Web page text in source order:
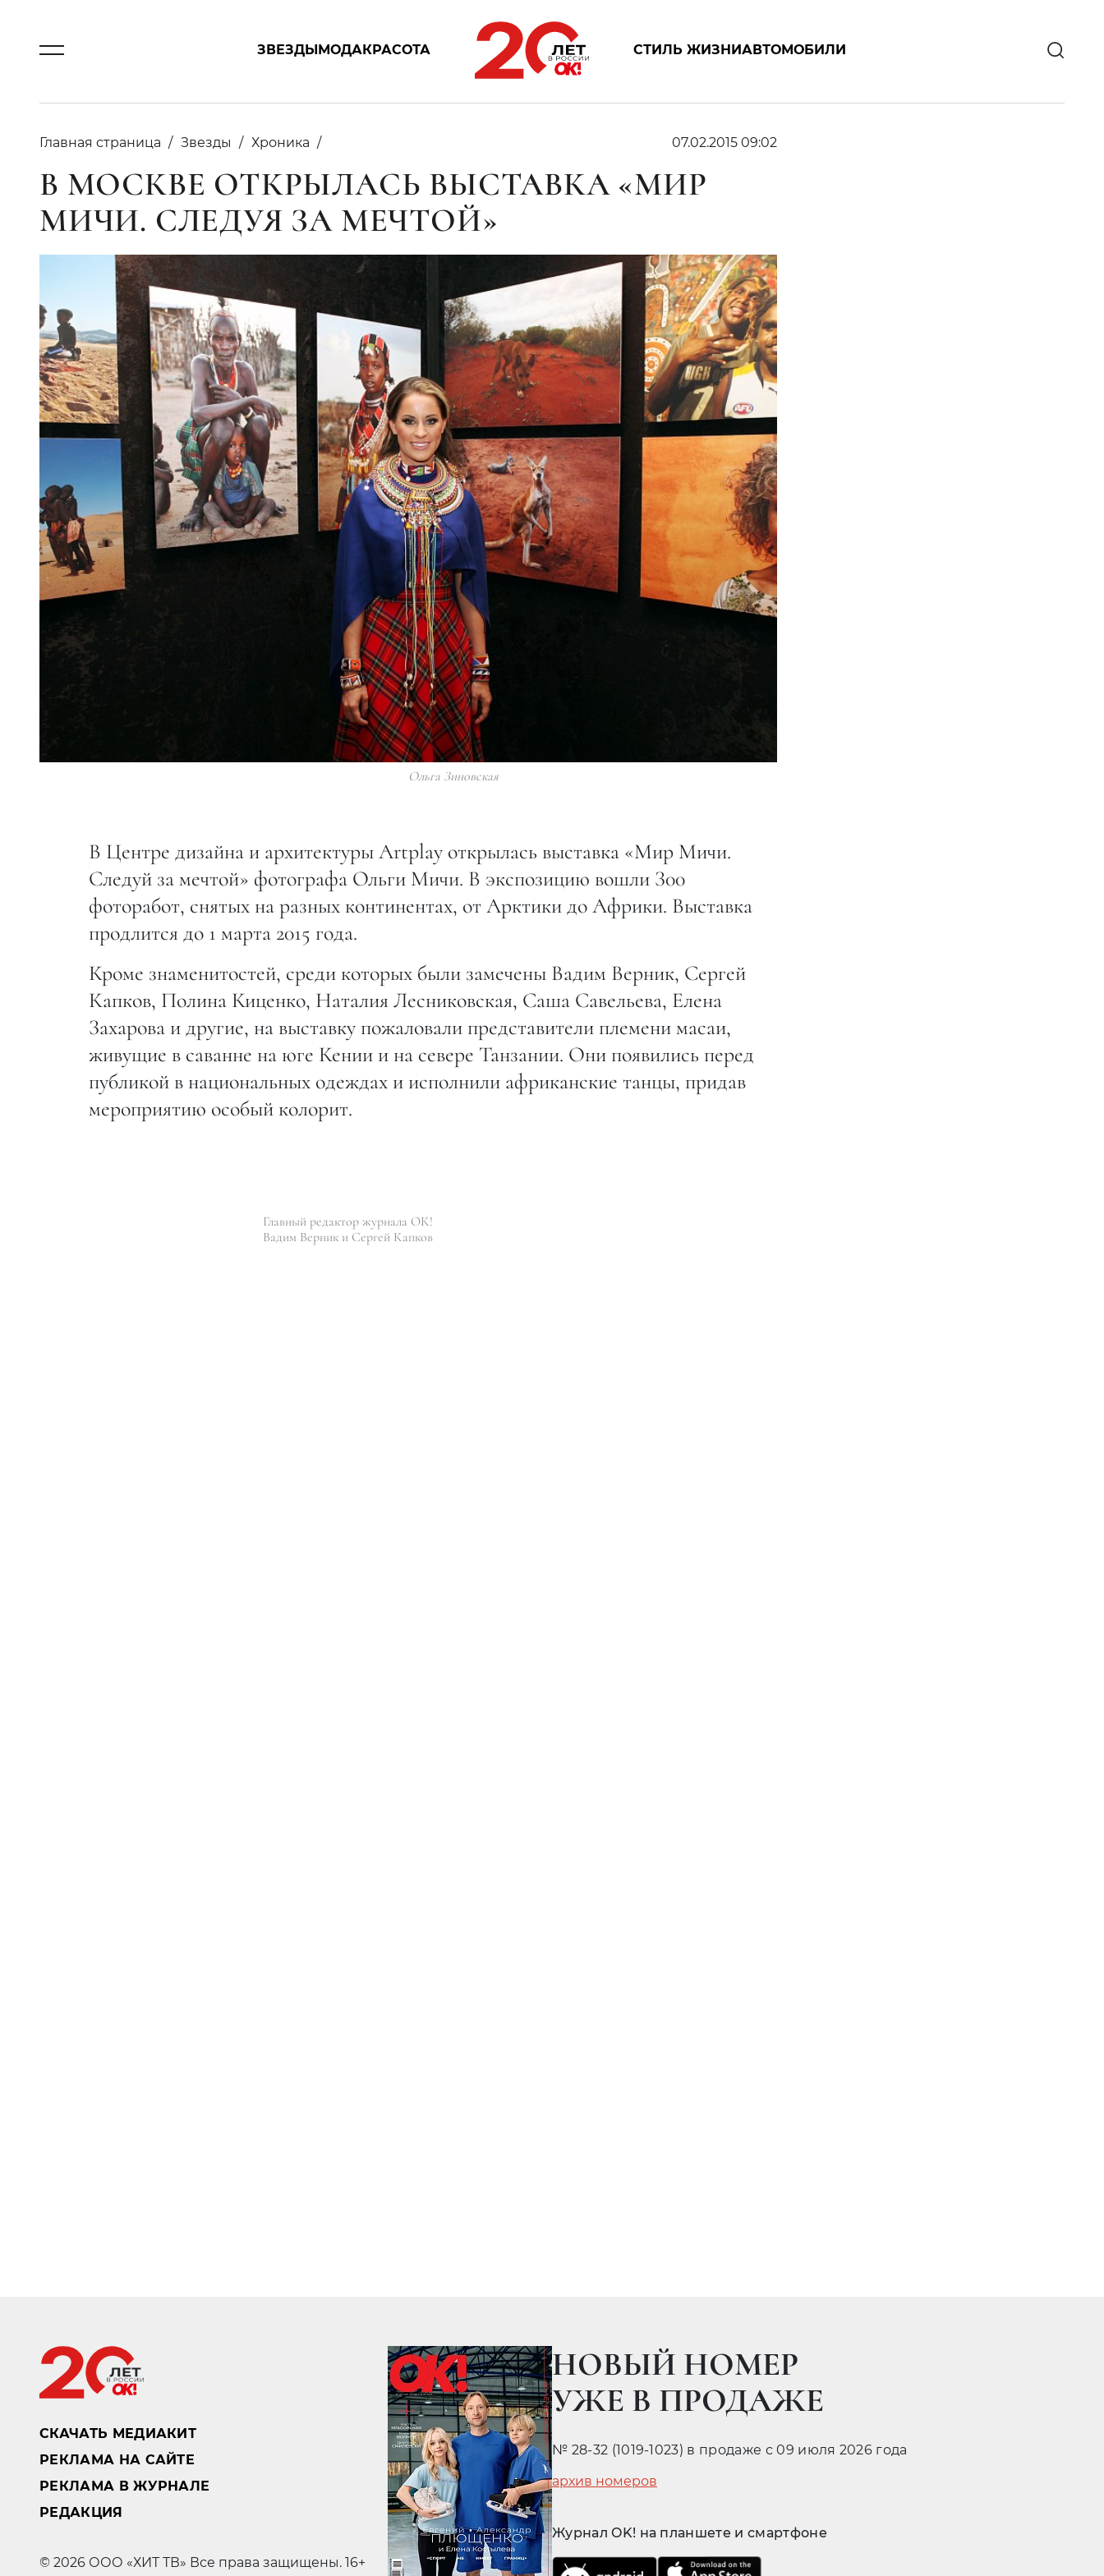
ЗВЕЗДЫМОДАКРАСОТА СТИЛЬ ЖИЗНИАВТОМОБИЛИ
Главная страница Звезды Хроника 07.02.2015 09:02
В МОСКВЕ ОТКРЫЛАСЬ ВЫСТАВКА «МИР
МИЧИ. СЛЕДУЯ ЗА МЕЧТОЙ»
Ольга Зиновская
В Центре дизайна и архитектуры Artplay открылась выставка «Мир Мичи.
Следуй за мечтой» фотографа Ольги Мичи. В экспозицию вошли З00
фоторабот, снятых на разных континентах, от Арктики до Африки. Выставка
продлится до 1 марта 2015 года.
Кроме знаменитостей, среди которых были замечены Вадим Верник, Сергей
Капков, Полина Киценко, Наталия Лесниковская, Саша Савельева, Елена
Захарова и другие, на выставку пожаловали представители племени масаи,
живущие в саванне на юге Кении и на севере Танзании. Они появились перед
публикой в национальных одеждах и исполнили африканские танцы, придав
мероприятию особый колорит.
Главный редактор журнала ОК!
Вадим Верник и Сергей Капков
СКАЧАТЬ МЕДИАКИТ
РЕКЛАМА НА САЙТЕ
РЕКЛАМА В ЖУРНАЛЕ
РЕДАКЦИЯ
© 2026 ООО «ХИТ ТВ» Все права защищены. 16+
НОВЫЙ НОМЕР
УЖЕ В ПРОДАЖЕ
№ 28-32 (1019-1023) в продаже с 09 июля 2026 года
архив номеров
Журнал OK! на планшете и смартфоне